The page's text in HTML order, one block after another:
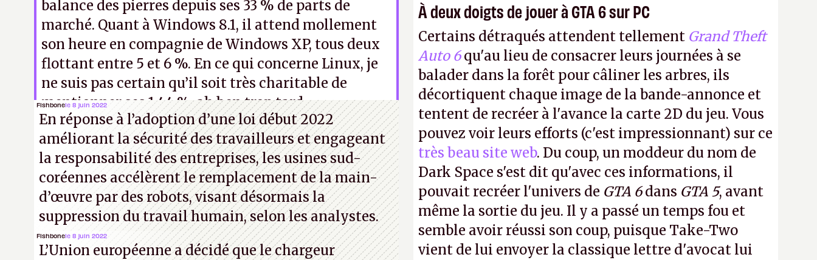
balance des pierres depuis ses 33 % de parts de
marché. Quant à Windows 8.1, il attend mollement
son heure en compagnie de Windows XP, tous deux
flottant entre 5 et 6 %. En ce qui concerne Linux, je
ne suis pas certain qu’il soit très charitable de
mentionner ses 1,44 %, ah ben trop tard.
À deux doigts de jouer à GTA 6 sur PC
Certains détraqués attendent tellement Grand Theft
Auto 6qu'au lieu de consacrer leurs journées à se
balader dans la forêt pour câliner les arbres, ils
décortiquent chaque image de la bande-annonce et
tentent de recréer à l'avance la carte 2D du jeu. Vous
pouvez voir leurs efforts (c'est impressionnant) sur ce
très beau site web. Du coup, un moddeur du nom de
Dark Space s'est dit qu'avec ces informations, il
pouvait recréer l'univers de GTA 6dans GTA 5, avant
même la sortie du jeu. Il y a passé un temps fou et
semble avoir réussi son coup, puisque Take-Two
vient de lui envoyer la classique lettre d'avocat lui
Fishbonele 8 juin 2022
En réponse à l’adoption d’une loi début 2022
améliorant la sécurité des travailleurs et engageant
la responsabilité des entreprises, les usines sud-
coréennes accélèrent le remplacement de la main-
d’œuvre par des robots, visant désormais la
suppression du travail humain, selon les analystes.
Fishbonele 8 juin 2022
L’Union européenne a décidé que le chargeur